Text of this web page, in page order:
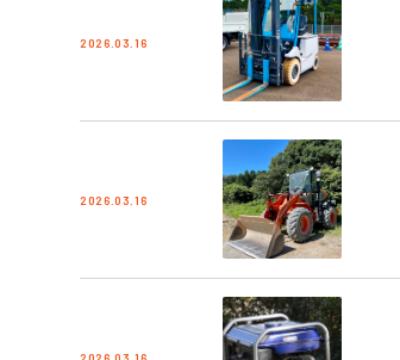
2026.03.16
2026.03.16
2026.03.16